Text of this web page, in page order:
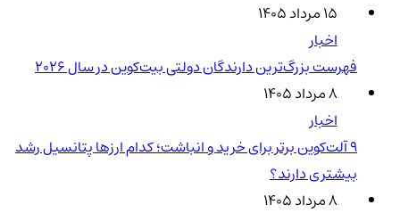
۱۵ مرداد ۱۴۰۵
اخبار
فهرست بزرگ‌ترین دارندگان دولتی بیت‌کوین در سال 2026
۸ مرداد ۱۴۰۵
اخبار
۹ آلت‌کوین برتر برای خرید و انباشت؛ کدام ارزها پتانسیل رشد
بیشتری دارند؟
۸ مرداد ۱۴۰۵